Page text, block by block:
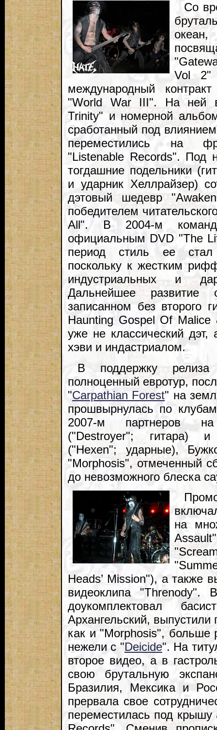
Со
Vol 2"
международный
"World War III". На ней
Trinity" и номерной
сработанный под
переместились на
"Listenable Records". Под
тогдашние подельники
и ударник Хеллрайзер)
дэтовый шедевр
победителем
All". В 2004-м
официальным DVD "The
период стиль ее стал
поскольку к жестким
индустриальных и
Дальнейшее развитие
записанном без второго
Haunting Gospel Of
уже не классический
хэви и индастриалом.
В поддержку
полноценный евротур,
"Carpathian Forest" на
прошвырнулась по
2007-м партнеров на
("Destroyer"; гитара)
("Hexen"; ударные),
"Morphosis", отмеченный
до невозможного блеска
на
Heads’ Mission"), а также
видеоклипа
доукомплектовал
Архангельский,
как и "Morphosis", больше
нежели с "Deicide". На
второе видео, а в
свою брутальную
Бразилия, Мексика и
прервала свое
переместилась под